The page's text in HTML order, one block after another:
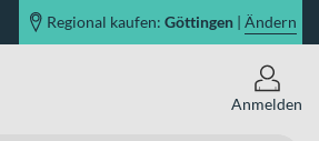
Regional kaufen: Göttingen | Ändern
Anmelden